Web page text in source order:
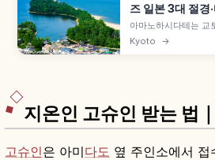
즈 일본 3대 절경
아마노하시다테는 교
마쓰시마·히로시마
경'으로 꼽히는 모래
Kyoto →
지온인 고슈인 받는 법
고슈인은 아미다도 옆 주인소에서 접